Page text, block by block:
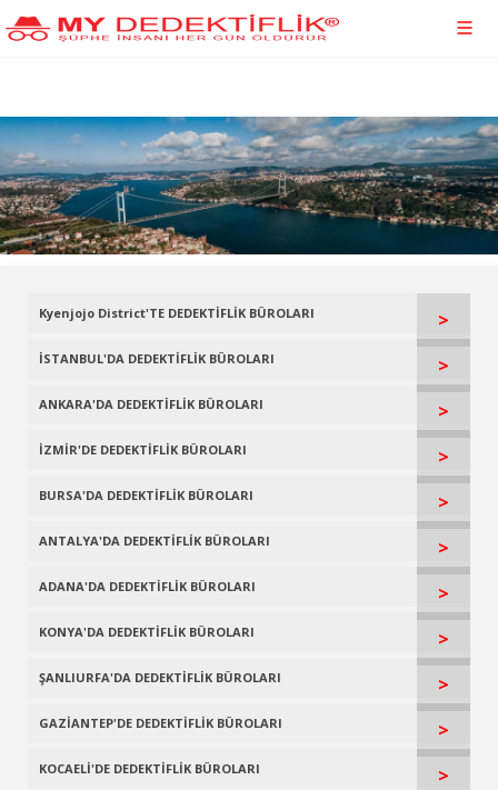
Kyenjojo District'TE DEDEKTİFLİK BÜROLARI >
İSTANBUL'DA DEDEKTİFLİK BÜROLARI >
ANKARA'DA DEDEKTİFLİK BÜROLARI >
İZMİR'DE DEDEKTİFLİK BÜROLARI >
BURSA'DA DEDEKTİFLİK BÜROLARI >
ANTALYA'DA DEDEKTİFLİK BÜROLARI >
ADANA'DA DEDEKTİFLİK BÜROLARI >
KONYA'DA DEDEKTİFLİK BÜROLARI >
ŞANLIURFA'DA DEDEKTİFLİK BÜROLARI >
GAZİANTEP'DE DEDEKTİFLİK BÜROLARI >
KOCAELİ'DE DEDEKTİFLİK BÜROLARI >